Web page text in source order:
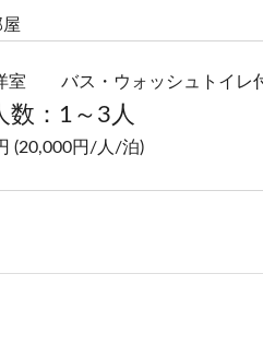
室 バス・ウォッシュトイレ
数：1～3人
(20,000円/人/泊)